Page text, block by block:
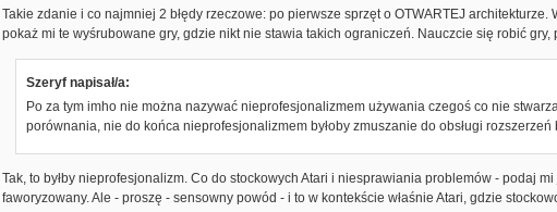
Takie zdanie i co najmniej 2 błędy rzeczowe: po pierwsze sprzęt o OTWARTEJ
pokaż mi te wyśrubowane gry, gdzie nikt nie stawia takich ograniczeń. Nauczcie się robić
Szeryf napisał/a:
Po za tym imho nie można nazywać nieprofesjonalizmem używania czegoś co nie
porównania, nie do końca nieprofesjonalizmem byłoby zmuszanie do obsługi rozszerzeń
Tak, to byłby nieprofesjonalizm. Co do stockowych Atari i niesprawiania problemów - podaj
faworyzowany. Ale - proszę - sensowny powód - i to w kontekście właśnie Atari, gdzie